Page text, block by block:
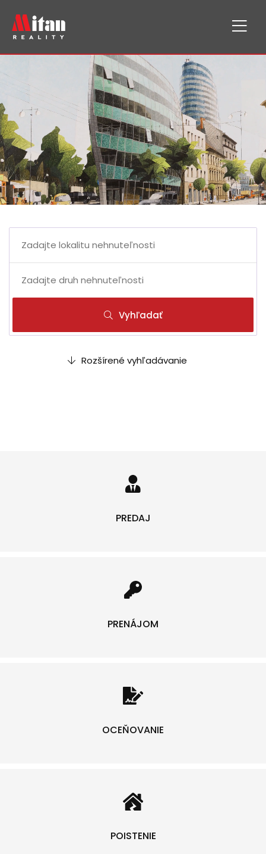
Vyhľadať
Rozšírené vyhľadávanie
PREDAJ
PRENÁJOM
OCEŇOVANIE
POISTENIE